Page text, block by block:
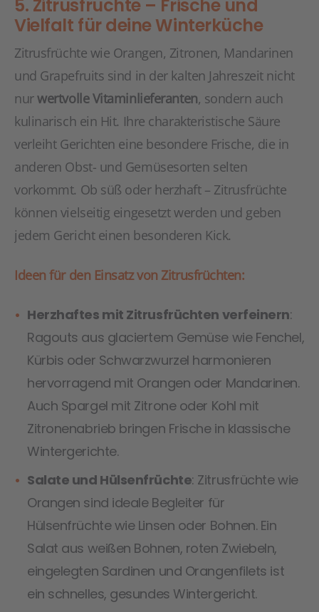
5. Zitrusfrüchte – Frische und
Vielfalt für deine Winterküche
Zitrusfrüchte wie Orangen, Zitronen, Mandarinen
und Grapefruits sind in der kalten Jahreszeit nicht
nurwertvolle Vitaminlieferanten, sondern auch
kulinarisch ein Hit. Ihre charakteristische Säure
verleiht Gerichten eine besondere Frische, die in
anderen Obst- und Gemüsesorten selten
vorkommt. Ob süß oder herzhaft – Zitrusfrüchte
können vielseitig eingesetzt werden und geben
jedem Gericht einen besonderen Kick.
Ideen für den Einsatz von Zitrusfrüchten:
Herzhaftes mit Zitrusfrüchten verfeinern:
Ragouts aus glaciertem Gemüse wie Fenchel,
Kürbis oder Schwarzwurzel harmonieren
hervorragend mit Orangen oder Mandarinen.
Auch Spargel mit Zitrone oder Kohl mit
Zitronenabrieb bringen Frische in klassische
Wintergerichte.
Salate und Hülsenfrüchte: Zitrusfrüchte wie
Orangen sind ideale Begleiter für
Hülsenfrüchte wie Linsen oder Bohnen. Ein
Salat aus weißen Bohnen, roten Zwiebeln,
eingelegten Sardinen und Orangenfilets ist
ein schnelles, gesundes Wintergericht.